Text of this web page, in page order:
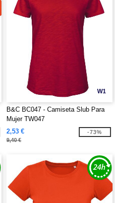
W1
B&C BC047 - Camiseta Slub Para
Mujer TW047
2,53 €
9,40 €
-73%